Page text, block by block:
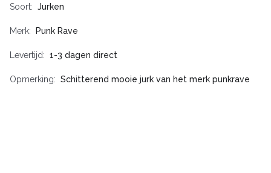
Soort Jurken
Merk Punk Rave
Levertijd 1-3 dagen direct
Opmerking Schitterend mooie jurk van het merk punkrave